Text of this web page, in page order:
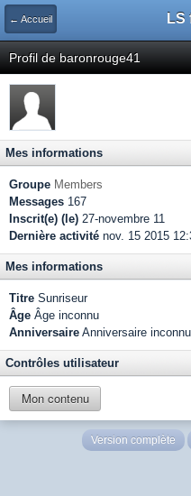
← Accueil LS
Profil de baronrouge41
Mes informations
Groupe Members
Messages 167
Inscrit(e) (le) 27-novembre 11
Dernière activité nov. 15 2015
Mes informations
Titre Sunriseur
Âge Âge inconnu
Anniversaire Anniversaire inconnu
Contrôles utilisateur
Mon contenu
Version complète